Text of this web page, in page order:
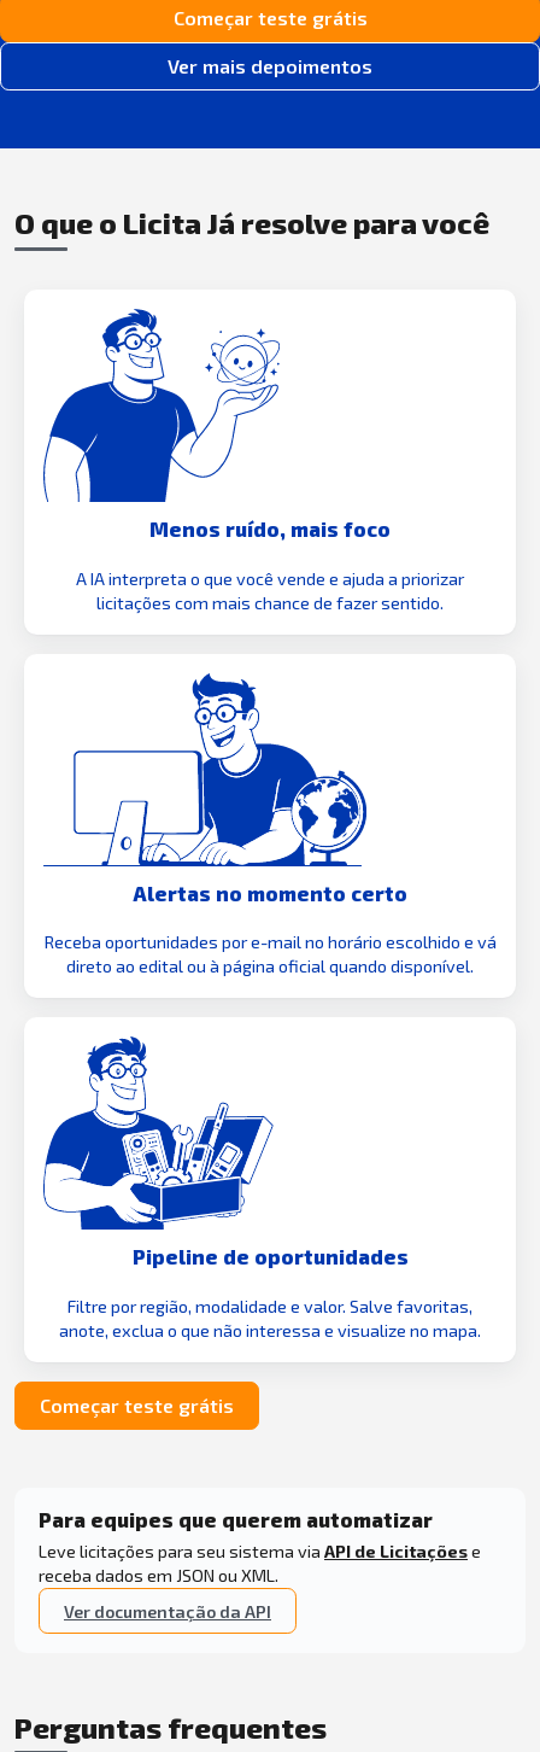
Começar teste grátis
Ver mais depoimentos
O que o Licita Já resolve para você
Menos ruído, mais foco
A IA interpreta o que você vende e ajuda a priorizar
licitações com mais chance de fazer sentido.
Alertas no momento certo
Receba oportunidades por e-mail no horário escolhido e vá
direto ao edital ou à página oficial quando disponível.
Pipeline de oportunidades
Filtre por região, modalidade e valor. Salve favoritas,
anote, exclua o que não interessa e visualize no mapa.
Começar teste grátis
Para equipes que querem automatizar
Leve licitações para seu sistema via API de Licitaçõese
receba dados em JSON ou XML.
Ver documentação da API
Perguntas frequentes